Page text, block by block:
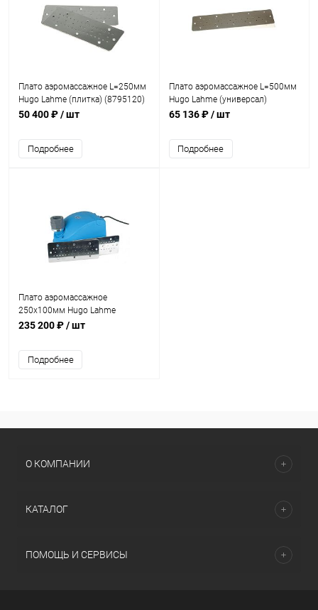
Плато aэромассажное L=250мм
Hugo Lahme (плитка) (8795120)
50 400 ₽/ шт
Подробнее
Плато aэромассажное L=500мм
Hugo Lahme (универсал)
(8795020)
65 136 ₽/ шт
Подробнее
Плато аэромассажное
250х100мм Hugo Lahme
двойное 2 пластины AISI
(8792120)
235 200 ₽/ шт
Подробнее
О КОМПАНИИ
КАТАЛОГ
ПОМОЩЬ И СЕРВИСЫ